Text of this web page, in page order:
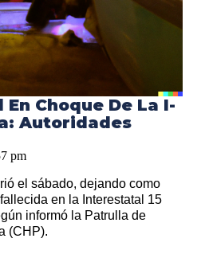
Choque De La I-
Autoridades
pm
el sábado, dejando como
en la Interestatal 15
informó la Patrulla de
(CHP).